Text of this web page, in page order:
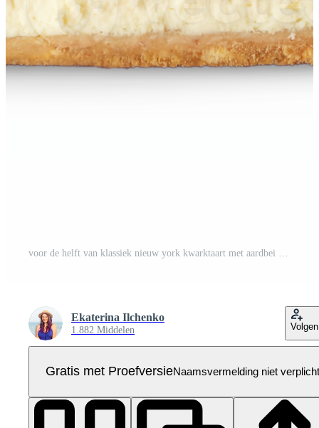
Ekaterina Ilchenko
1.882 Middelen Volgen
Gratis met ProefversieNaamsvermelding niet verplicht